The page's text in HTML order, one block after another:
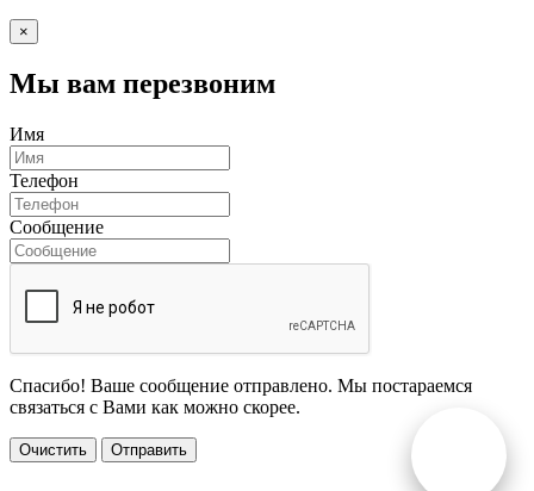
×
Мы вам перезвоним
Имя
Телефон
Сообщение
Спасибо! Ваше сообщение отправлено. Мы постараемся
связаться с Вами как можно скорее.
Очистить Отправить